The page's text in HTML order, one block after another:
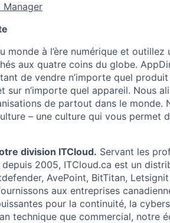
Manager
monde à l’ère numérique et outillez
aux quatre coins du globe.
de vendre n’importe quel
sur n’importe quel appareil. Nous
de partout dans le
– une culture qui vous permet
division ITCloud. Servant les
2005, ITCloud.ca est un
AvePoint, BitTitan,
aux entreprises
pour la continuité, la
technique que commercial, notre